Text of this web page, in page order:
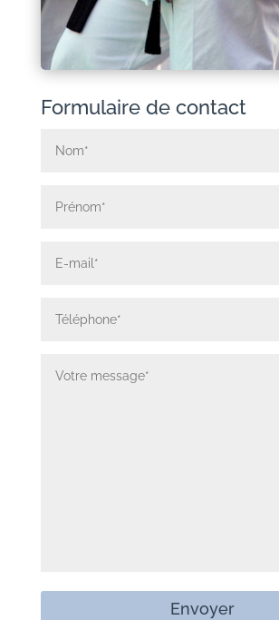
Formulaire de contact
Envoyer